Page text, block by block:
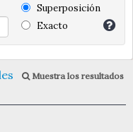
Superposición
Exacto
Muestra los resultados